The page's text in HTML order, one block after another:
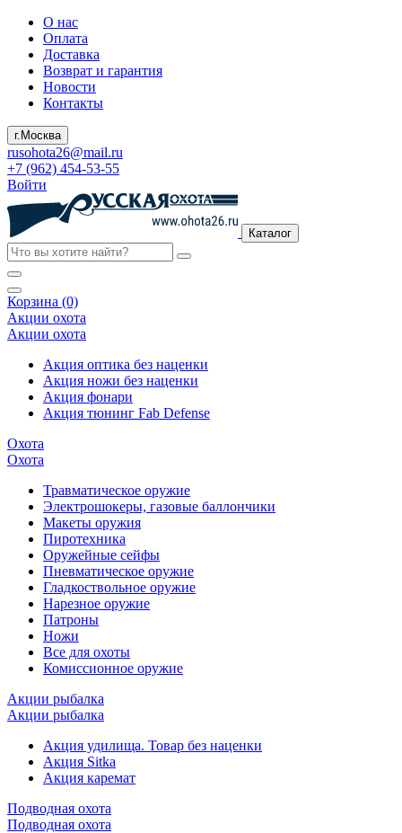
О нас
Оплата
Доставка
Возврат и гарантия
Новости
Контакты
г.Москва
rusohota26@mail.ru
+7 (962) 454-53-55
Войти
Каталог
Корзина (0)
Акции охота
Акции охота
Акция оптика без наценки
Акция ножи без наценки
Акция фонари
Акция тюнинг Fab Defense
Охота
Охота
Травматическое оружие
Электрошокеры, газовые баллончики
Макеты оружия
Пиротехника
Оружейные сейфы
Пневматическое оружие
Гладкоствольное оружие
Нарезное оружие
Патроны
Ножи
Все для охоты
Комиссионное оружие
Акции рыбалка
Акции рыбалка
Акция удилища. Товар без наценки
Акция Sitka
Акция каремат
Подводная охота
Подводная охота